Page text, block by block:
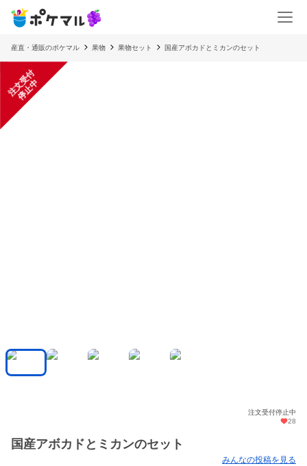
産直・通販のポケマル 果物 果物セット 国産アボカドとミカンのセット
注
文
受
付
停
止
中
注文受付停止中
28
国産アボカドとミカンのセット
みんなの投稿を見る